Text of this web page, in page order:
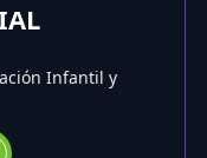
Infantil y